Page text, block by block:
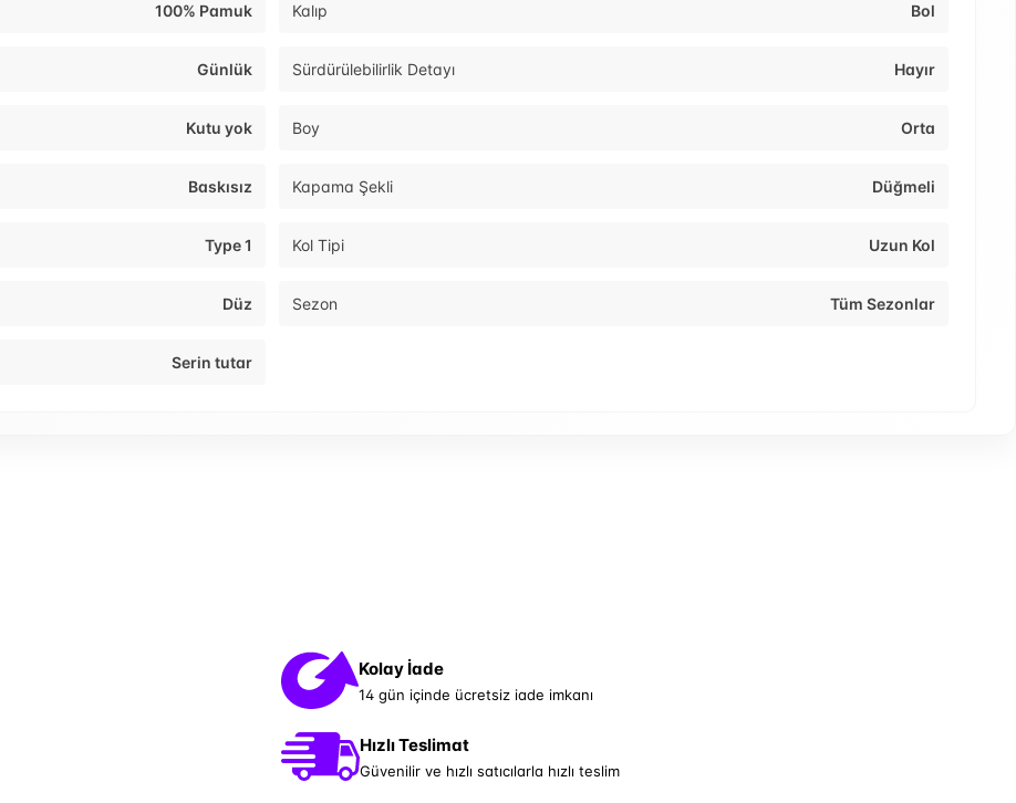
100% Pamuk Kalıp Bol
Günlük Sürdürülebilirlik Detayı Hayır
Kutu yok Boy Orta
Baskısız Kapama Şekli Düğmeli
Type 1 Kol Tipi Uzun Kol
Düz Sezon Tüm Sezonlar
Serin tutar
Kolay İade
14 gün içinde ücretsiz iade imkanı
Hızlı Teslimat
Güvenilir ve hızlı satıcılarla hızlı teslim